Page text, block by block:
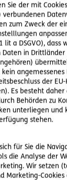
Sie der mit
verbundenen
zum Zweck der
lit a DSGVO), dass
Daten in
angemessenes
der
Es besteht daher
Behörden zu
unterliegen und
stehen.
für Sie die
die Analyse der
Wir setzen
Marketing-
fordern.
von Herrn H. und
im
Obwohl das
seiner
uneinbringlich.
nicht bezahlen.
und